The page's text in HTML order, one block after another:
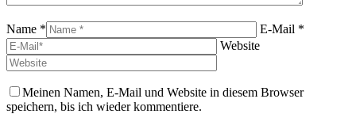
Name *
E-Mail *
Website
Meinen Namen, E-Mail und Website in diesem Browser
speichern, bis ich wieder kommentiere.